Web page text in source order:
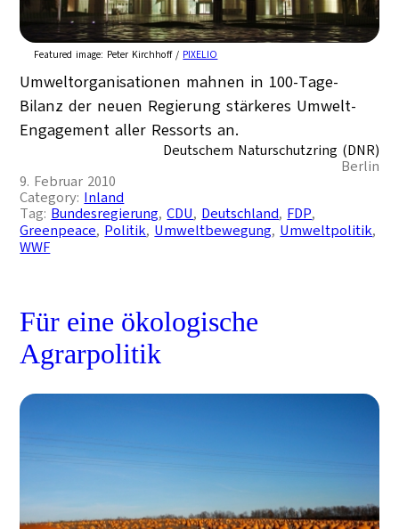
Featured image: Peter Kirchhoff / PIXELIO
Umweltorganisationen mahnen in 100-Tage-
Bilanz der neuen Regierung stärkeres Umwelt-
Engagement aller Ressorts an.
Deutschem Naturschutzring (DNR)
Berlin
9. Februar 2010
Category: Inland
Tag: Bundesregierung, CDU, Deutschland, FDP
Greenpeace, Politik, Umweltbewegung, Umweltpolitik
WWF
Für eine ökologische
Agrarpolitik